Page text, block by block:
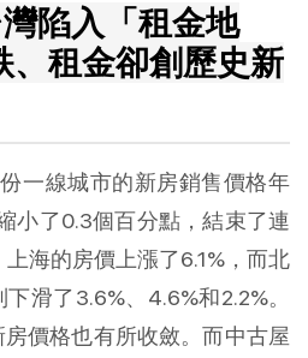
陷入「租金地
、租金卻創歷史新
一線城市的新房銷售價格年
小了0.3個百分點，結束了連
海的房價上漲了6.1%，而北
滑了3.6%、4.6%和2.2%。
價格也有所收斂。而中古屋